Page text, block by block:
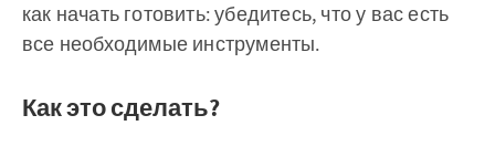
как начать готовить: убедитесь, что у вас есть
все необходимые инструменты.
Как это сделать?